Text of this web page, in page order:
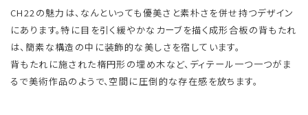
CH22の魅力は、なんといっても優美さと素朴さを併せ持つデザイン
にあります。特に目を引く緩やかなカーブを描く成形合板の背もたれ
は、簡素な構造の中に装飾的な美しさを宿しています。
背もたれに施された楕円形の埋め木など、ディテール一つ一つがま
るで美術作品のようで、空間に圧倒的な存在感を放ちます。